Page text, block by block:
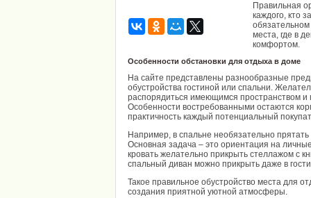
Правильная
каждого, кто
места, где в
комфортом.
Особенности обстановки для отдыха в доме
На сайте представлены разнообразные
обустройства гостиной или спальни.
распорядиться имеющимся пространством и
Особенности востребованными остаются
практичность каждый потенциальный
Например, в спальне необязательно
Основная задача – это ориентация на
кровать желательно прикрыть стеллажом с
спальный диван можно прикрыть даже в
Такое правильное обустройство места для
создания приятной уютной атмосферы.